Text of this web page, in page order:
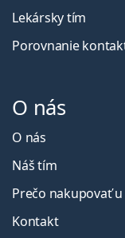
Lekársky tím
Porovnanie
O nás
O nás
Náš tím
Prečo nakupovať u
Kontakt